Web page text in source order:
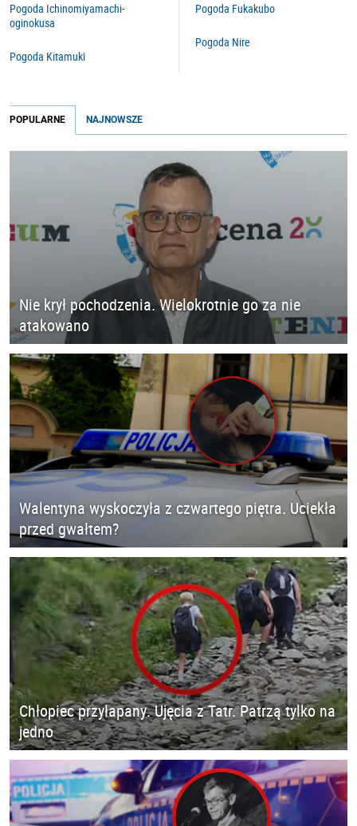
Pogoda Ichinomiyamachi-
oginokusa
Pogoda Kitamuki
Pogoda Fukakubo
Pogoda Nire
POPULARNE NAJNOWSZE
Nie krył pochodzenia. Wielokrotnie go za nie
atakowano
Walentyna wyskoczyła z czwartego piętra. Uciekła
przed gwałtem?
Chłopiec przyłapany. Ujęcia z Tatr. Patrzą tylko na
jedno